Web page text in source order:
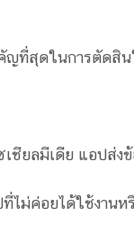
ญที่สุดในการตัดสิ
ชียลมีเดีย แอปส่
ไม่ค่อยได้ใช้งาน